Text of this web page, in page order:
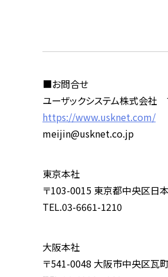
■お問合せ
ユーザックシステム株式会社
https://www.usknet.com/
meijin@usknet.co.jp
東京本社
〒103-0015 東京都中央区
TEL.03-6661-1210
大阪本社
〒541-0048 大阪市中央区瓦